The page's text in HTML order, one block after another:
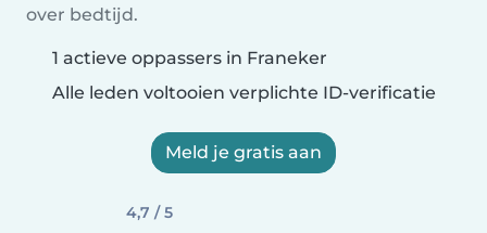
over bedtijd.
1 actieve oppassers in Franeker
Alle leden voltooien verplichte ID-verificatie
Meld je gratis aan
4,7 / 5